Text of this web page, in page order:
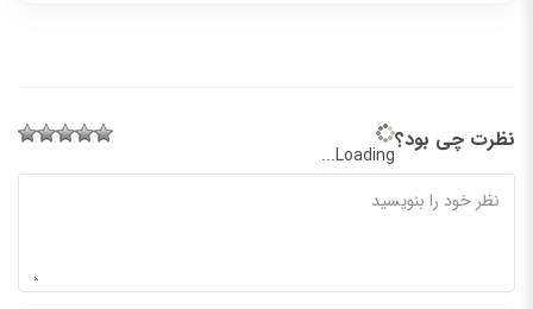
نظرت چی بود؟
Loading...